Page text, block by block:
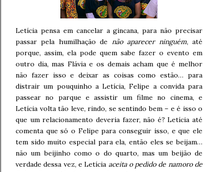
Letícia pensa em cancelar a gincana, para não precisar
passar pela humilhação de não aparecer ninguém, até
porque, assim, ela pode quem sabe fazer o evento em
outro dia, mas Flávia e os demais acham que é melhor
não fazer isso e deixar as coisas como estão… para
distrair um pouquinho a Letícia, Felipe a convida para
passear no parque e assistir um filme no cinema, e
Letícia volta tão leve, rindo, se sentindo bem – e é isso o
que um relacionamento deveria fazer, não é? Letícia até
comenta que só o Felipe para conseguir isso, e que ele
tem sido muito especial para ela, então eles se beijam…
não um beijinho como o do quarto, mas um beijão de
verdade dessa vez, e Letícia aceita o pedido de namoro de